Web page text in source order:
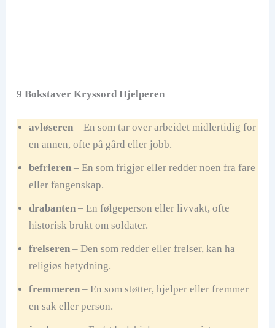
9 Bokstaver Kryssord Hjelperen
avløseren– En som tar over arbeidet midlertidig for
en annen, ofte på gård eller jobb.
befrieren– En som frigjør eller redder noen fra fare
eller fangenskap.
drabanten– En følgeperson eller livvakt, ofte
historisk brukt om soldater.
frelseren– Den som redder eller frelser, kan ha
religiøs betydning.
fremmeren– En som støtter, hjelper eller fremmer
en sak eller person.